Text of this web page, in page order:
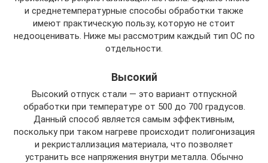
и среднетемпературные способы обработки также
имеют практическую пользу, которую не стоит
недооценивать. Ниже мы рассмотрим каждый тип ОС по
отдельности.
Высокий
Высокий отпуск стали — это вариант отпускной
обработки при температуре от 500 до 700 градусов.
Данный способ является самым эффективным,
поскольку при таком нагреве происходит полигонизация
и рекристаллизация материала, что позволяет
устранить все напряжения внутри металла. Обычно